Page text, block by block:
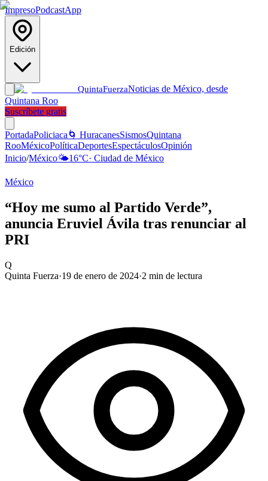
ImpresoPodcastApp
Edición
QuintaFuerzaNoticias de México, desde
Quintana Roo
Suscríbete gratis
PortadaPoliciaca 🌀 HuracanesSismosQuintana
RooMéxicoPolíticaDeportesEspectáculosOpinión
Inicio/México🌤️16°C· Ciudad de México
México
“Hoy me sumo al Partido Verde”,
anuncia Eruviel Ávila tras renunciar al
PRI
Q
Quinta Fuerza·19 de enero de 2024·2 min de lectura